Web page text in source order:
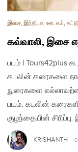
இசை, இந்தியா, ஊடகம்,
கவ்வாலி, இசை
படம் | Tours42plus
கடலின் கரைகளை
நுரைகளை
பயம். கடலின்
குழந்தையின்
KRISHANTH